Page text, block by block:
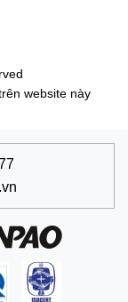
website này